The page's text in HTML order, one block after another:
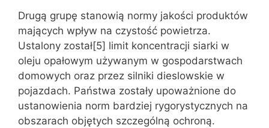
Drugą grupę stanowią normy jakości produktów
mających wpływ na czystość powietrza.
Ustalony został[5] limit koncentracji siarki w
oleju opałowym używanym w gospodarstwach
domowych oraz przez silniki dieslowskie w
pojazdach. Państwa zostały upoważnione do
ustanowienia norm bardziej rygorystycznych na
obszarach objętych szczególną ochroną.